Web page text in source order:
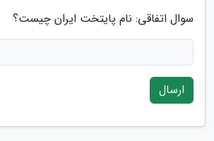
سوال اتفاقی: نام پایتخت ایران چیست؟
ارسال